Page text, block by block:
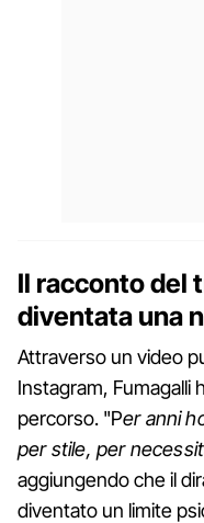
Il racconto del
diventata una
Attraverso un video
Instagram, Fumagalli
percorso. "Per anni
per stile, per
aggiungendo che il
diventato un limite